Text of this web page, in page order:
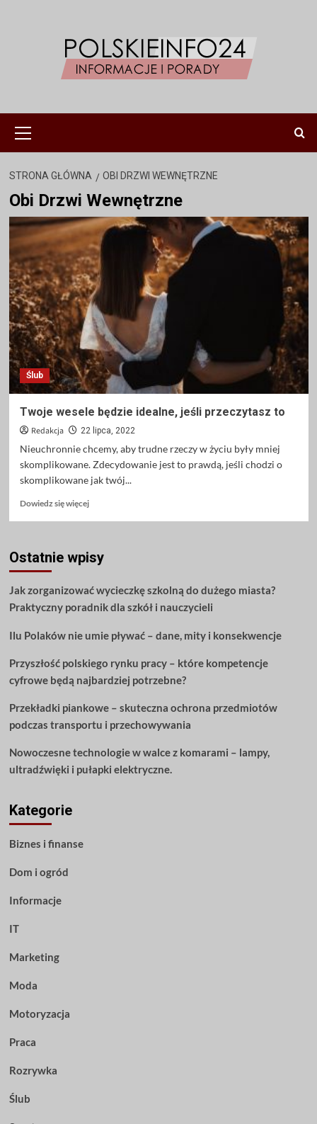
główne
STRONA GŁÓWNA OBI DRZWI WEWNĘTRZNE
Obi Drzwi Wewnętrzne
Ślub
Twoje wesele będzie idealne, jeśli przeczytasz to
Redakcja 22 lipca, 2022
Nieuchronnie chcemy, aby trudne rzeczy w życiu były mniej
skomplikowane. Zdecydowanie jest to prawdą, jeśli chodzi o
skomplikowane jak twój...
Dowiedz się więcejDowiedz
Twoje
wesele
idealne,
jeśli
to
Ostatnie wpisy
Jak zorganizować wycieczkę szkolną do dużego miasta?
Praktyczny poradnik dla szkół i nauczycieli
Ilu Polaków nie umie pływać – dane, mity i konsekwencje
Przyszłość polskiego rynku pracy – które kompetencje
cyfrowe będą najbardziej potrzebne?
Przekładki piankowe – skuteczna ochrona przedmiotów
podczas transportu i przechowywania
Nowoczesne technologie w walce z komarami – lampy,
ultradźwięki i pułapki elektryczne.
Kategorie
Biznes i finanse
Dom i ogród
Informacje
IT
Marketing
Moda
Motoryzacja
Praca
Rozrywka
Ślub